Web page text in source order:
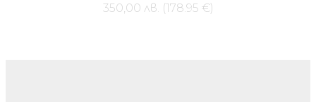
350,00 лв. (178.95 €)